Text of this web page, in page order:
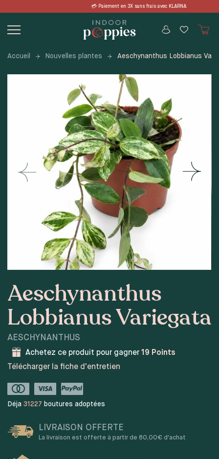
content
en 3X sans frais avec KLARNA 📦
Accueil Nouvelles plantes Aeschynanthus Lobbianus
Aeschynanthus
Lobbianus Variegata
AESCHYNANTHUS
Achetez ce produit pour gagner 19 Points
Télécharger la fiche d'entretien
Déja 31227 boutures adoptées
LIVRAISON OFFERTE
La livraison est offerte à partir de 80,00€ d'achat